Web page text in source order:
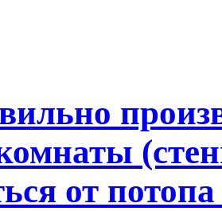
от потопа